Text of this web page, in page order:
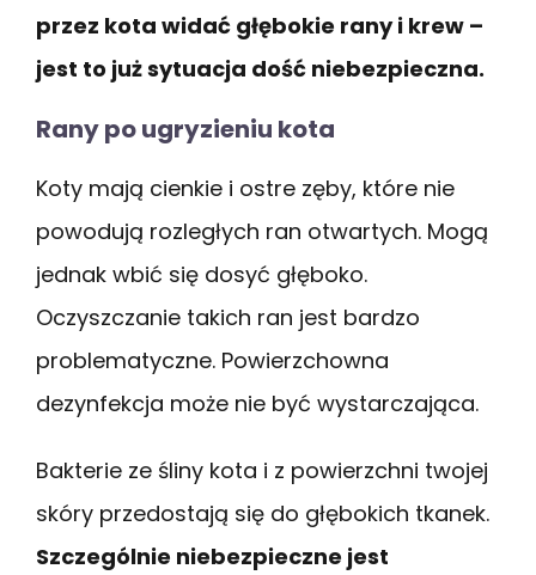
przez kota widać głębokie rany i krew –
jest to już sytuacja dość niebezpieczna.
Rany po ugryzieniu kota
Koty mają cienkie i ostre zęby, które nie
powodują rozległych ran otwartych. Mogą
jednak wbić się dosyć głęboko.
Oczyszczanie takich ran jest bardzo
problematyczne. Powierzchowna
dezynfekcja może nie być wystarczająca.
Bakterie ze śliny kota i z powierzchni twojej
skóry przedostają się do głębokich tkanek.
Szczególnie niebezpieczne jest